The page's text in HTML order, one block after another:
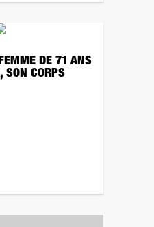
DE 71 ANS
SON CORPS